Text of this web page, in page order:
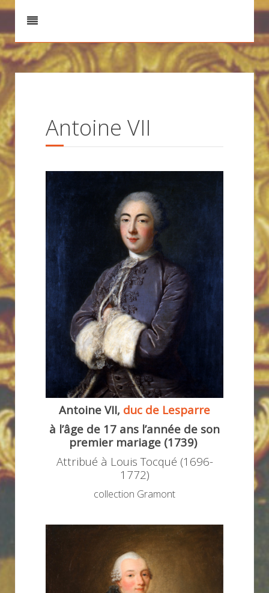
Antoine VII
Antoine VII, duc de Lesparre
à l’âge de 17 ans l’année de son
premier mariage (1739)
Attribué à Louis Tocqué (1696-
1772)
collection Gramont